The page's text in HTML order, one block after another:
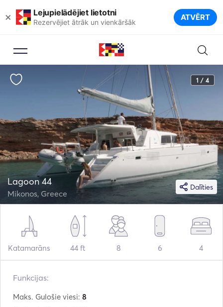
× Lejupielādējiet lietotni
Rezervējiet ātrāk un vienkāršāk ATVĒRT
1 / 4
Dalīties
Lagoon 44
Mikonos, Greece
Katamarāns 44 ft 8 6 4
Funkcijas:
Maks. Gulošie viesi: 8